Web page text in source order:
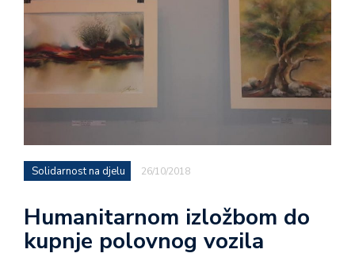
Solidarnost na djelu 26/10/2018
Humanitarnom izložbom do
kupnje polovnog vozila